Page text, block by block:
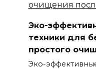
Эко-
техники для
простого
Эко-